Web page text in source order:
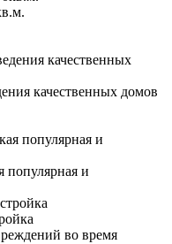
качественных домов
популярная и